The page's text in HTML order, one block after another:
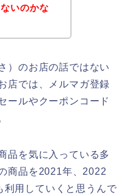
いのかな
）のお店の話ではない
店では、メルマガ登録
ールやクーポンコード
品を気に入っている多
商品を2021年、2022
用していくと思うんで